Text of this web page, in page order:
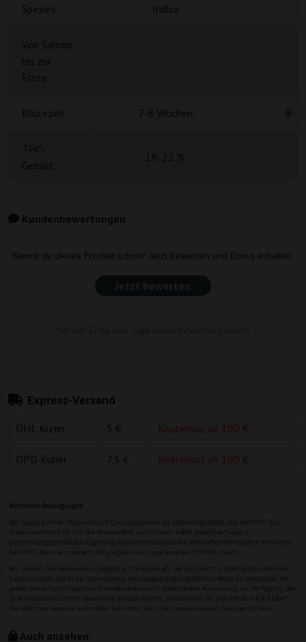
Spezies Indica
Blütezeit 7-8 Wochen 8-
Kundenbewertungen
Kennst du dieses Produkt schon? Jetzt bewerten und Bonus erhalten.
Jetzt bewerten
Express-Versand
DHL Kurier 5 € Kostenlos ab 100 €
DPD Kurier 7,5 € Kostenlos ab 100 €
Auch ansehen